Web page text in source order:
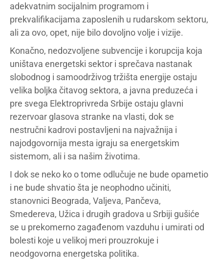
adekvatnim socijalnim programom i
prekvalifikacijama zaposlenih u rudarskom sektoru,
ali za ovo, opet, nije bilo dovoljno volje i vizije.
Konačno, nedozvoljene subvencije i korupcija koja
uništava energetski sektor i sprečava nastanak
slobodnog i samoodrživog tržišta energije ostaju
velika boljka čitavog sektora, a javna preduzeća i
pre svega Elektroprivreda Srbije ostaju glavni
rezervoar glasova stranke na vlasti, dok se
nestručni kadrovi postavljeni na najvažnija i
najodgovornija mesta igraju sa energetskim
sistemom, ali i sa našim životima.
I dok se neko ko o tome odlučuje ne bude opametio
i ne bude shvatio šta je neophodno učiniti,
stanovnici Beograda, Valjeva, Pančeva,
Smedereva, Užica i drugih gradova u Srbiji gušiće
se u prekomerno zagađenom vazduhu i umirati od
bolesti koje u velikoj meri prouzrokuje i
neodgovorna energetska politika.